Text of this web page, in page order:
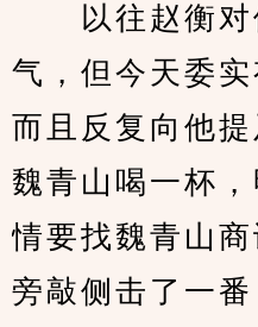
以往赵衡对
气，但今天委实
而且反复向他
魏青山喝一杯
情要找魏青山
旁敲侧击了一